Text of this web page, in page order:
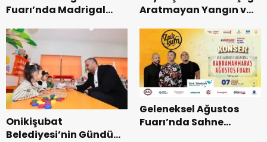
Fuarı’nda Madrigal
Aratmayan Yangın ve
Onikişubat
Belediyesi’nin Gündüz
Geleneksel Ağustos
Fuarı’nda Sahne